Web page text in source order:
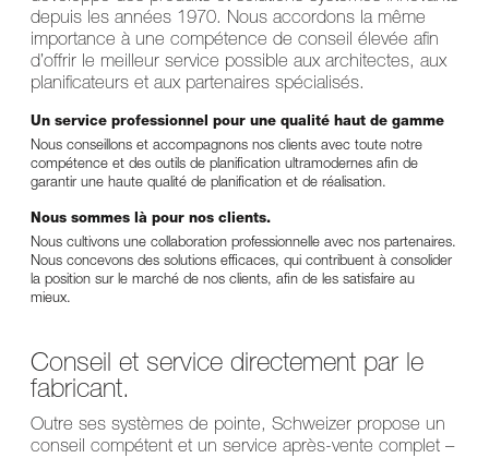
depuis les années 1970. Nous accordons la même
importance à une compétence de conseil élevée afin
d’offrir le meilleur service possible aux architectes, aux
planificateurs et aux partenaires spécialisés.
Un service professionnel pour une qualité haut de gamme
Nous conseillons et accompagnons nos clients avec toute notre
compétence et des outils de planification ultramodernes afin de
garantir une haute qualité de planification et de réalisation.
Nous sommes là pour nos clients.
Nous cultivons une collaboration professionnelle avec nos partenaires.
Nous concevons des solutions efficaces, qui contribuent à consolider
la position sur le marché de nos clients, afin de les satisfaire au
mieux.
Conseil et service directement par le
fabricant.
Outre ses systèmes de pointe, Schweizer propose un
conseil compétent et un service après-vente complet –